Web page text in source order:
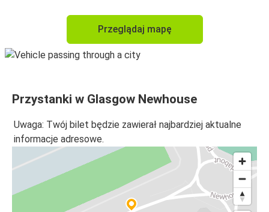
Przeglądaj mapę
Przystanki w Glasgow Newhouse
Uwaga: Twój bilet będzie zawierał najbardziej aktualne
informacje adresowe.